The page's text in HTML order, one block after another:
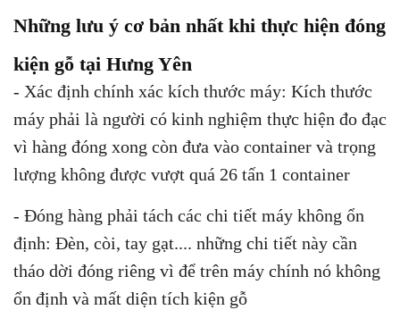
Những lưu ý cơ bản nhất khi thực hiện đóng
kiện gỗ tại Hưng Yên
- Xác định chính xác kích thước máy: Kích thước
máy phải là người có kinh nghiệm thực hiện đo đạc
vì hàng đóng xong còn đưa vào container và trọng
lượng không được vượt quá 26 tấn 1 container
- Đóng hàng phải tách các chi tiết máy không ổn
định: Đèn, còi, tay gạt.... những chi tiết này cần
tháo dời đóng riêng vì để trên máy chính nó không
ổn định và mất diện tích kiện gỗ